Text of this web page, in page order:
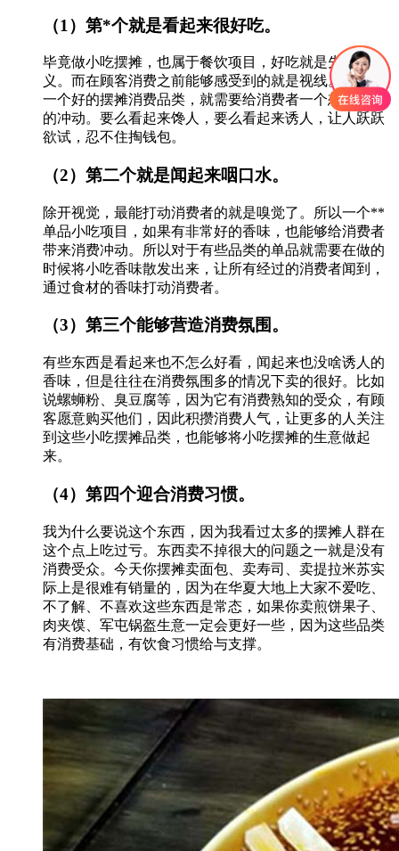
（1）第*个就是看起来很好吃。
毕竟做小吃摆摊，也属于餐饮项目，好吃就是先决要
义。而在顾客消费之前能够感受到的就是视线。因此，
一个好的摆摊消费品类，就需要给消费者一个想要消费
的冲动。要么看起来馋人，要么看起来诱人，让人跃跃
欲试，忍不住掏钱包。
（2）第二个就是闻起来咽口水。
除开视觉，最能打动消费者的就是嗅觉了。所以一个**
单品小吃项目，如果有非常好的香味，也能够给消费者
带来消费冲动。所以对于有些品类的单品就需要在做的
时候将小吃香味散发出来，让所有经过的消费者闻到，
通过食材的香味打动消费者。
（3）第三个能够营造消费氛围。
有些东西是看起来也不怎么好看，闻起来也没啥诱人的
香味，但是往往在消费氛围多的情况下卖的很好。比如
说螺蛳粉、臭豆腐等，因为它有消费熟知的受众，有顾
客愿意购买他们，因此积攒消费人气，让更多的人关注
到这些小吃摆摊品类，也能够将小吃摆摊的生意做起
来。
（4）第四个迎合消费习惯。
我为什么要说这个东西，因为我看过太多的摆摊人群在
这个点上吃过亏。东西卖不掉很大的问题之一就是没有
消费受众。今天你摆摊卖面包、卖寿司、卖提拉米苏实
际上是很难有销量的，因为在华夏大地上大家不爱吃、
不了解、不喜欢这些东西是常态，如果你卖煎饼果子、
肉夹馍、军屯锅盔生意一定会更好一些，因为这些品类
有消费基础，有饮食习惯给与支撑。